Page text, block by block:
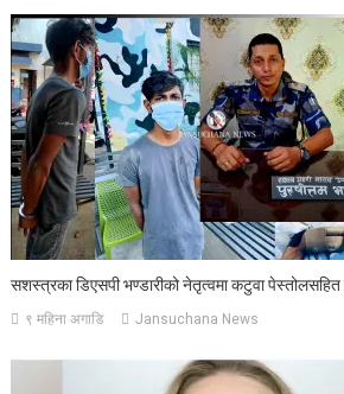
सशस्त्रका डिएसपी भण्डारीको नेतृत्वमा कटुवा
९ महिना अगाडि Jansuchana News